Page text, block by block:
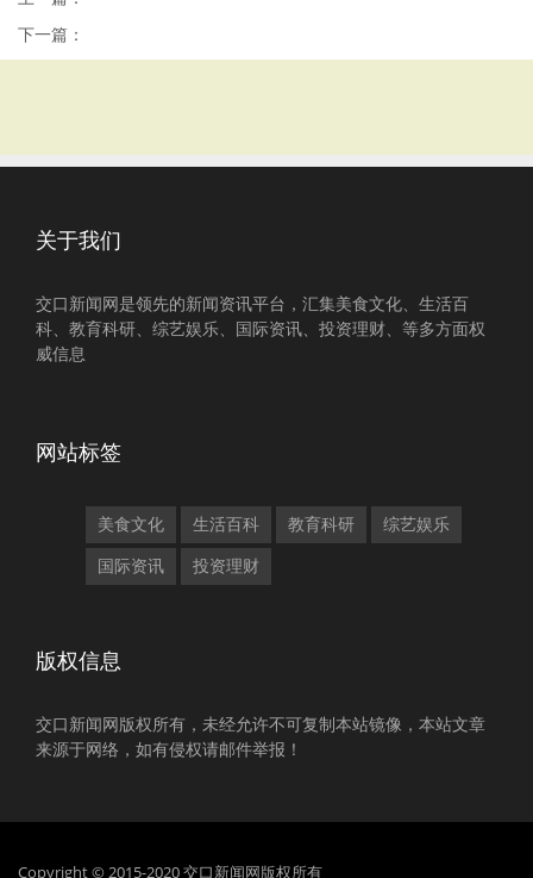
下一篇：
关于我们
交口新闻网是领先的新闻资讯平台，汇集美食文化、生活百
科、教育科研、综艺娱乐、国际资讯、投资理财、等多方面权
威信息
网站标签
美食文化 生活百科 教育科研 综艺娱乐
国际资讯 投资理财
版权信息
交口新闻网版权所有，未经允许不可复制本站镜像，本站文章
来源于网络，如有侵权请邮件举报！
Copyright © 2015-2020 交口新闻网版权所有